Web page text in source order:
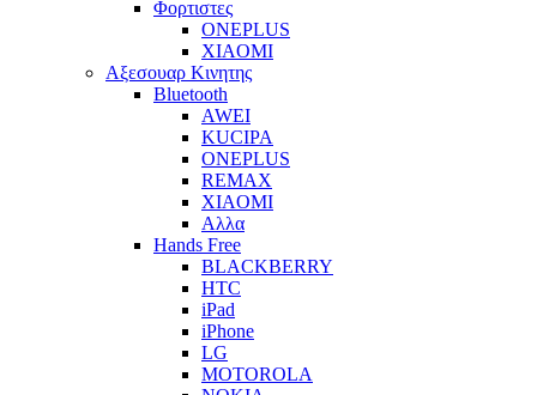
Φορτιστες
ONEPLUS
XIAOMI
Αξεσουαρ Κινητης
Bluetooth
AWEI
KUCIPA
ONEPLUS
REMAX
XIAOMI
Αλλα
Hands Free
BLACKBERRY
HTC
iPad
iPhone
LG
MOTOROLA